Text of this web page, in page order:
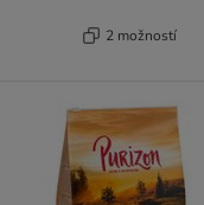
2 možností